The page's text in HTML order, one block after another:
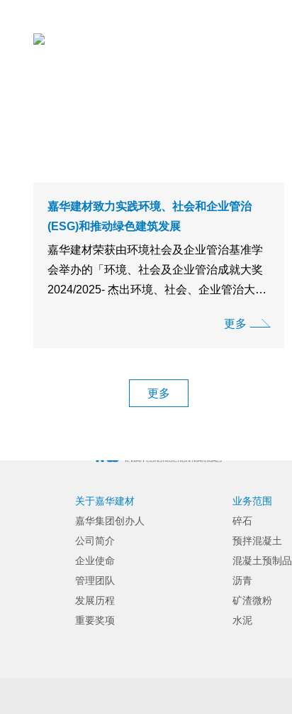
嘉华建材致力实践环境、社会和企业管治
(ESG)和推动绿色建筑发展
嘉华建材荣获由环境社会及企业管治基准学
会举办的「环境、社会及企业管治成就大奖
2024/2025- 杰出环境、社会、企业管治大奖
议会颁发的环保建筑大奖2025 —先锋大奖
更多
更多
关于嘉华建材
嘉华集团创办人
公司简介
企业使命
管理团队
发展历程
重要奖项
业务范围
碎石
预拌混凝土
混凝土预制品
沥青
矿渣微粉
水泥